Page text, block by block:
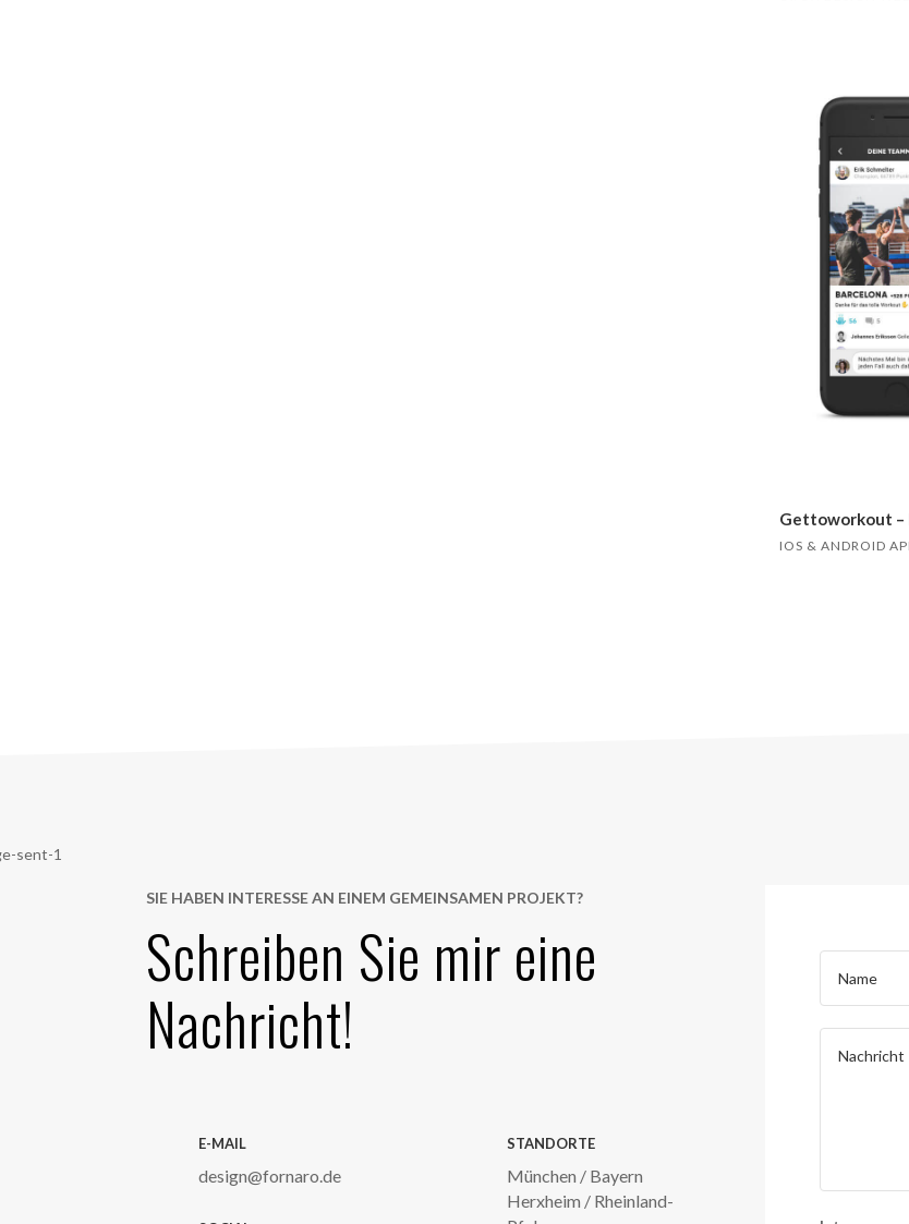
Gettoworkout –
IOS & ANDROID
SIE HABEN INTERESSE AN EINEM GEMEINSAMEN PROJEKT?
Schreiben Sie mir eine
Nachricht!
E-MAIL
design@fornaro.de
STANDORTE
München / Bayern
Herxheim / Rheinland-